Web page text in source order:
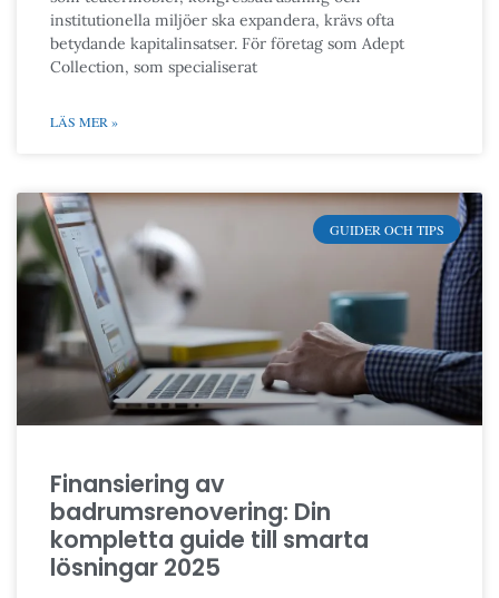
institutionella miljöer ska expandera, krävs ofta
betydande kapitalinsatser. För företag som Adept
Collection, som specialiserat
LÄS MER »
GUIDER OCH TIPS
Finansiering av
badrumsrenovering: Din
kompletta guide till smarta
lösningar 2025